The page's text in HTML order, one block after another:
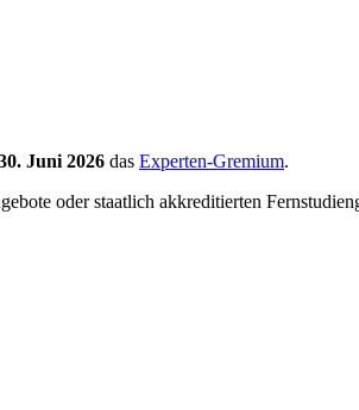
Juni 2026 das Experten-Gremium.
oder staatlich akkreditierten